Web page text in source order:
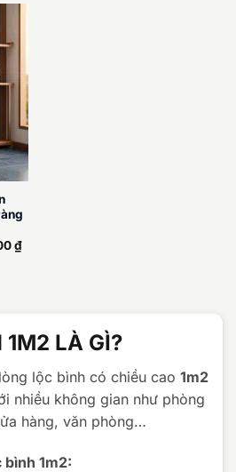
29.000.000 ₫.
₫Giá
hiện
1M2 LÀ GÌ?
lộc bình có chiều cao 1m2
nhiều không gian như phòng
hàng, văn phòng…
1m2: